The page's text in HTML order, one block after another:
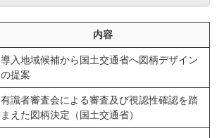
内容
導入地域候補から国土交通省へ図柄デザイン
の提案
有識者審査会による審査及び視認性確認を踏
まえた図柄決定（国土交通省）